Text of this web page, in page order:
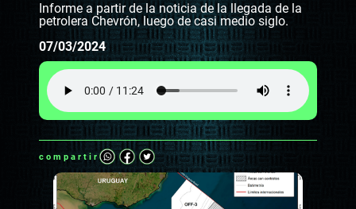
Informe a partir de la noticia de la llegada de la
petrolera Chevrón, luego de casi medio siglo.
07/03/2024
compartir